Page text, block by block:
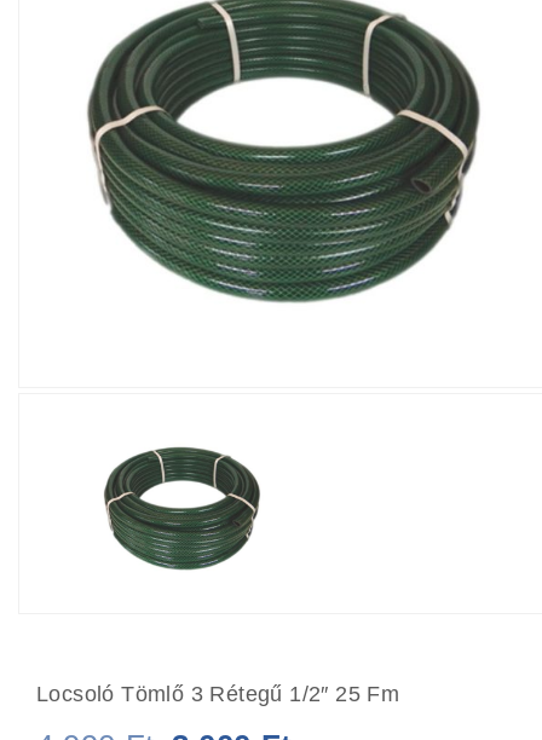
Locsoló Tömlő 3 Rétegű 1/2″ 25 Fm